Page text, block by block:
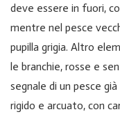
deve essere in fuori,
mentre nel pesce
pupilla grigia. Altro
le branchie, rosse e
segnale di un pesce
rigido e arcuato, con